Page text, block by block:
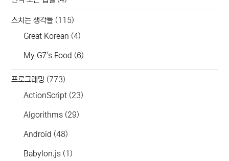
스치는 생각들 (115)
Great Korean (4)
My G7's Food (6)
프로그래밍 (773)
ActionScript (23)
Algorithms (29)
Android (48)
Babylon.js (1)